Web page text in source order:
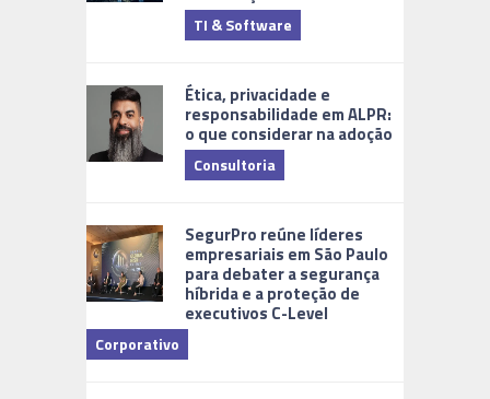
TI & Software
Ética, privacidade e
responsabilidade em ALPR:
o que considerar na adoção
Consultoria
SegurPro reúne líderes
empresariais em São Paulo
para debater a segurança
híbrida e a proteção de
executivos C-Level
Corporativo